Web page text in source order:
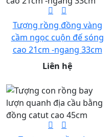
Tượng rồng đồng vàng
cầm ngọc cuộn đế sóng
cao 21cm -ngang 33cm
Liên hệ